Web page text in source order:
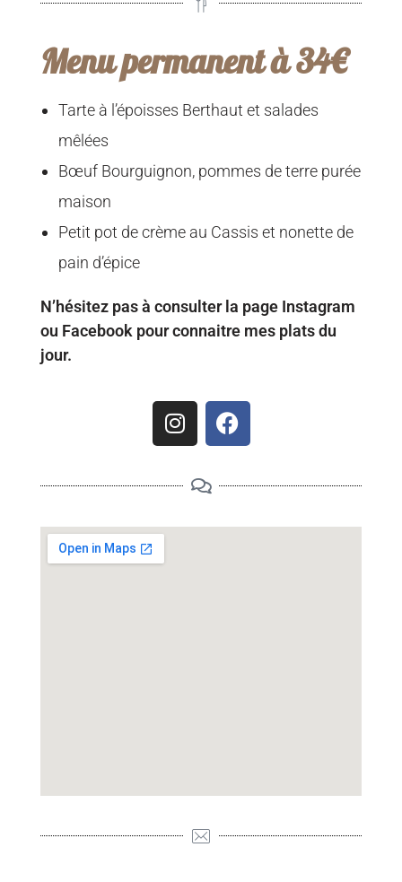
Menu permanent à 34€
Tarte à l’époisses Berthaut et salades
mêlées
Bœuf Bourguignon, pommes de terre purée
maison
Petit pot de crème au Cassis et nonette de
pain d’épice
N’hésitez pas à consulter la page Instagram
ou Facebook pour connaitre mes plats du
jour.